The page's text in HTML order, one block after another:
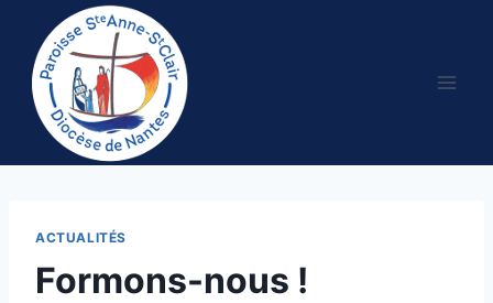
contenu
ACTUALITÉS
Formons-nous !